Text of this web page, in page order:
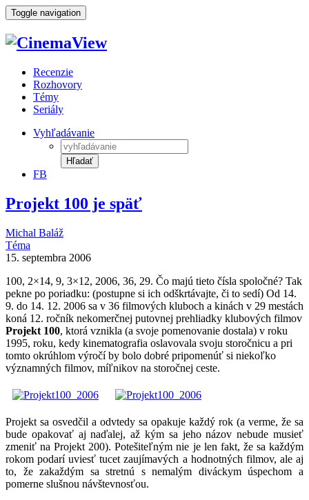
Toggle navigation
Recenzie
Rozhovory
Témy
Seriály
Vyhľadávanie
Hľadať
FB
Projekt 100 je späť
Michal Baláž
Téma
15. septembra 2006
100, 2×14, 9, 3×12, 2006, 36, 29. Čo majú tieto čísla spoločné? Tak
pekne po poriadku: (postupne si ich odškrtávajte, či to sedí) Od 14.
9. do 14. 12. 2006 sa v 36 filmových kluboch a kinách v 29 mestách
koná 12. ročník nekomerčnej putovnej prehliadky klubových filmov
Projekt 100, ktorá vznikla (a svoje pomenovanie dostala) v roku
1995, roku, kedy kinematografia oslavovala svoju storočnicu a pri
tomto okrúhlom výročí by bolo dobré pripomenúť si niekoľko
významných filmov, míľnikov na storočnej ceste.
Projekt sa osvedčil a odvtedy sa opakuje každý rok (a verme, že sa
bude opakovať aj naďalej, až kým sa jeho názov nebude musieť
zmeniť na Projekt 200). Potešiteľným nie je len fakt, že sa každým
rokom podarí uviesť tucet zaujímavých a hodnotných filmov, ale aj
to, že zakaždým sa stretnú s nemalým diváckym úspechom a
pomerne slušnou návštevnosťou.